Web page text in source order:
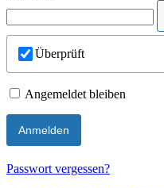
Überprüft
Angemeldet bleiben
Passwort vergessen?